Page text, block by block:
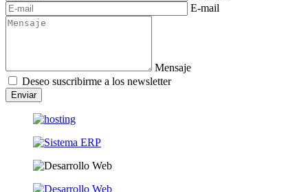
E-mail
Mensaje
Deseo suscribirme a los newsletter
Enviar